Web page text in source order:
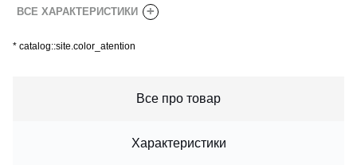
ВСЕ ХАРАКТЕРИСТИКИ +
* catalog::site.color_atention
Все про товар
Характеристики